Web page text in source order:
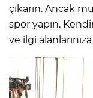
çıkarın. Ancak
spor yapın.
ve ilgi